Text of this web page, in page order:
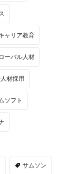
ャリア教育
ーバル人材
材採用
ソフト
サムソン